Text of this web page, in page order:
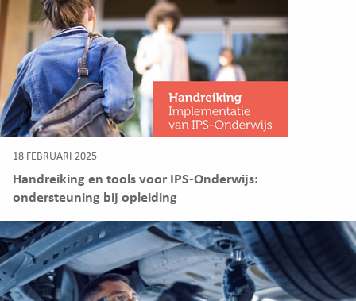
18 FEBRUARI 2025
Handreiking en tools voor IPS-Onderwijs:
ondersteuning bij opleiding